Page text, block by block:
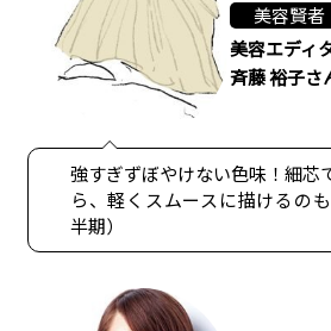
美容賢者
美容エディ
斉藤 裕子さ
強すぎずぼやけない色味！細芯
ら、軽くスムースに描けるの
半期）